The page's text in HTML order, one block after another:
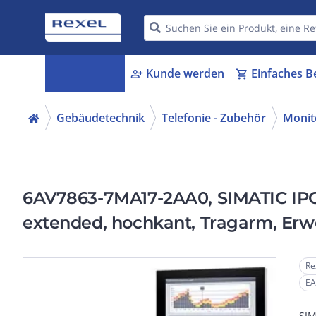
person_add Kunde werden shopping_cart Einfaches
Gebäudetechnik Telefonie - Zubehör
6AV7863-7MA17-2AA0, SIMATIC
extended, hochkant, Tragarm,